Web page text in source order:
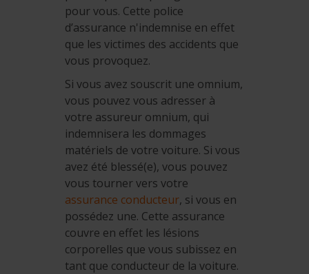
pour vous. Cette police
d’assurance n'indemnise en effet
que les victimes des accidents que
vous provoquez.
Si vous avez souscrit une omnium,
vous pouvez vous adresser à
votre assureur omnium, qui
indemnisera les dommages
matériels de votre voiture. Si vous
avez été blessé(e), vous pouvez
vous tourner vers votre
assurance conducteur, si vous en
possédez une. Cette assurance
couvre en effet les lésions
corporelles que vous subissez en
tant que conducteur de la voiture.